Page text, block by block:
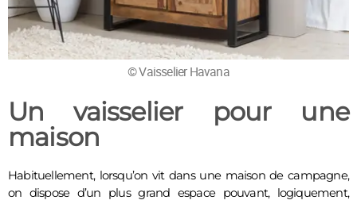
© Vaisselier Havana
Un vaisselier pour une
maison
Habituellement, lorsqu’on vit dans une maison de campagne,
on dispose d’un plus grand espace pouvant, logiquement,